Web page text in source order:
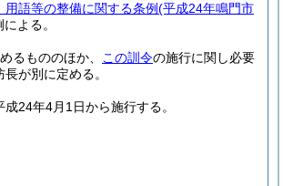
用語等の整備に関する条例(平成24年鳴門市
よる。
るもののほか、 この訓令の施行に関し必要
が別に定める。
成24年4月1日から施行する。